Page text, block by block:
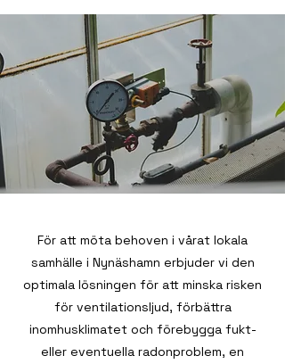
För att möta behoven i vårat lokala
samhälle i Nynäshamn erbjuder vi den
optimala lösningen för att minska risken
för ventilationsljud, förbättra
inomhusklimatet och förebygga fukt-
eller eventuella radonproblem, en